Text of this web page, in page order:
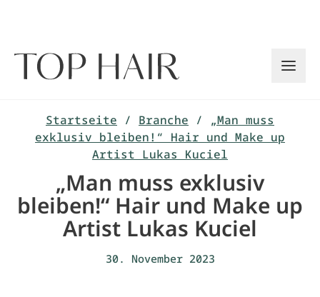
Startseite / Branche /
„Man muss
exklusiv bleiben!“ Hair und Make up
Artist Lukas Kuciel
„Man muss exklusiv
bleiben!“ Hair und Make up
Artist Lukas Kuciel
30. November 2023